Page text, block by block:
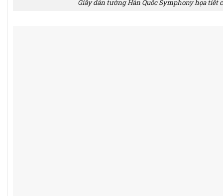
Giấy dán tường Hàn Quốc Symphony họa tiết